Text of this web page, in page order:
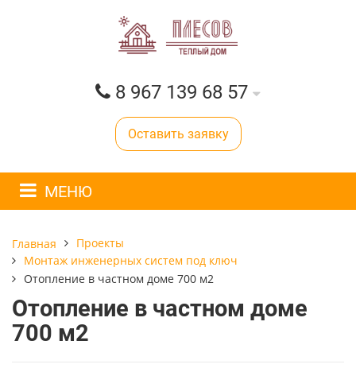
8 967 139 68 57
Оставить заявку
МЕНЮ
Главная
Проекты
Монтаж инженерных систем под ключ
Отопление в частном доме 700 м2
Отопление в частном доме
700 м2